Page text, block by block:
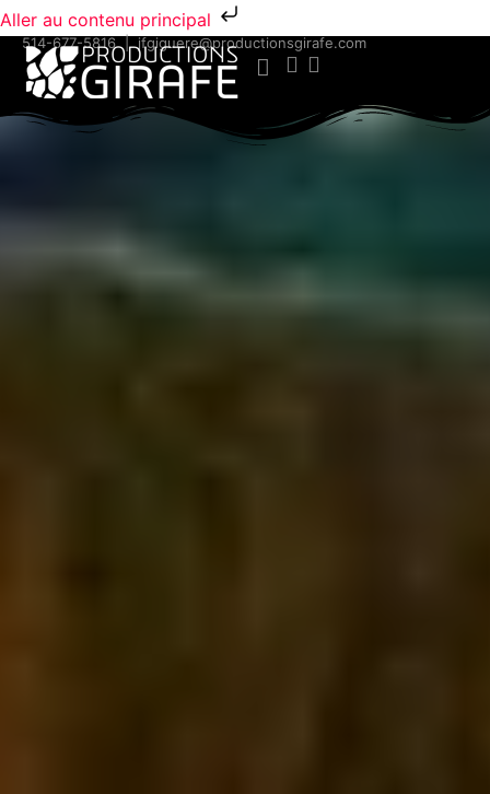
Aller au contenu principal
514-677-5816|jfgiguere@productionsgirafe.com